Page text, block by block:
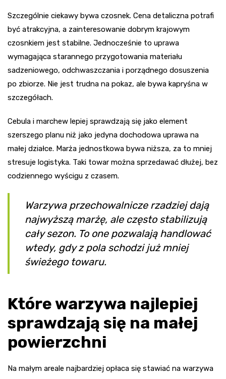
Szczególnie ciekawy bywa czosnek. Cena detaliczna potrafi
być atrakcyjna, a zainteresowanie dobrym krajowym
czosnkiem jest stabilne. Jednocześnie to uprawa
wymagająca starannego przygotowania materiału
sadzeniowego, odchwaszczania i porządnego dosuszenia
po zbiorze. Nie jest trudna na pokaz, ale bywa kapryśna w
szczegółach.
Cebula i marchew lepiej sprawdzają się jako element
szerszego planu niż jako jedyna dochodowa uprawa na
małej działce. Marża jednostkowa bywa niższa, za to mniej
stresuje logistyka. Taki towar można sprzedawać dłużej, bez
codziennego wyścigu z czasem.
Warzywa przechowalnicze rzadziej dają
najwyższą marżę, ale często stabilizują
cały sezon. To one pozwalają handlować
wtedy, gdy z pola schodzi już mniej
świeżego towaru.
Które warzywa najlepiej
sprawdzają się na małej
powierzchni
Na małym areale najbardziej opłaca się stawiać na warzywa